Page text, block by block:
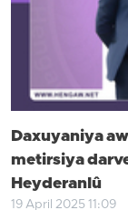
Daxuyaniya
metirsiya
Heyderanlû
19 April 2025 11:09